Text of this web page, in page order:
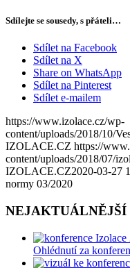
Sdílejte se sousedy, s přáteli…
Sdílet na Facebook
Sdílet na X
Share on WhatsApp
Sdílet na Pinterest
Sdílet e-mailem
https://www.izolace.cz/wp-
content/uploads/2018/10/
IZOLACE.CZ https://
content/uploads/2018/07/
IZOLACE.CZ2020-03-27
normy 03/2020
NEJAKTUÁLNĚJŠÍ
Ohlédnutí za